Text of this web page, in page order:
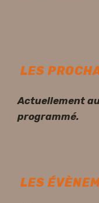
LES
Actuellement
programmé.
LES